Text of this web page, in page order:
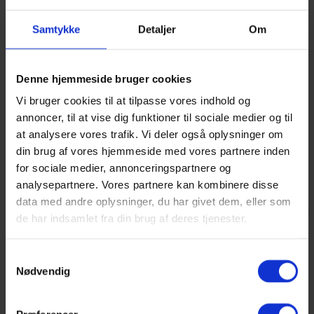
Samtykke Detaljer Om
Denne hjemmeside bruger cookies
Vi bruger cookies til at tilpasse vores indhold og
annoncer, til at vise dig funktioner til sociale medier og til
at analysere vores trafik. Vi deler også oplysninger om
din brug af vores hjemmeside med vores partnere inden
for sociale medier, annonceringspartnere og
analysepartnere. Vores partnere kan kombinere disse
data med andre oplysninger, du har givet dem, eller som
de har indsamlet fra din brug af deres tjenester.
Nødvendig
Din IT-løsning
forskellige serviceaftaler, så vi kan skræddersy en service til netop
Faste aftaler
Vi tilbyder virksomheder at lave en fast dag om ugen eller hver 14.
dag, hvor en af vores konsulenter besøger jer og laver opfølgende
Det kan især være en fordel for mellemstore virksomheder, hvor der
et forholdsvis fast behov for IT-support, at medarbejderne ved, at der
er en mand i huset på det fastsatte tidspunkt.
En af de mest effektive måder at forebygge IT-kriminalitet, er at
medarbejdere ofte udstætter kritiske opdateringer på deres arbejds